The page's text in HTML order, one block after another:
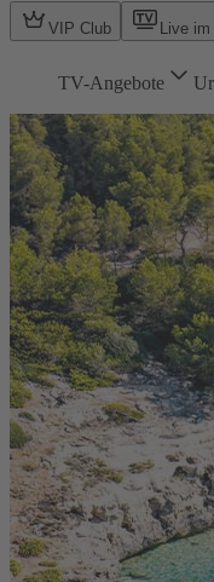
VIP Club Live
TV-Angebote